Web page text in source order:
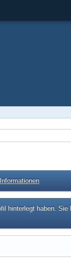
hinterlegt haben. Sie